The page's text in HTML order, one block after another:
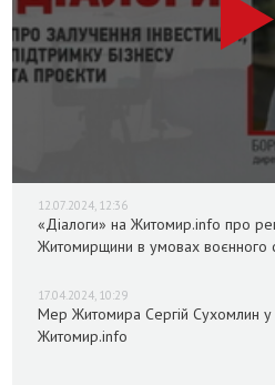
12.07.2024, 12:36
«Діалоги» на Житомир.info про
Житомирщини в умовах воєнного
17.04.2024, 10:29
Мер Житомира Сергій Сухомлин у
Житомир.info